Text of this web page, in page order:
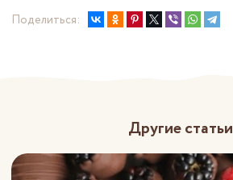
Поделиться:
Другие статьи